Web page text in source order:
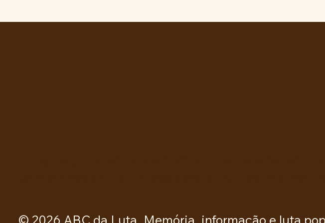
REIVINDICAR MELHORIAS
defesa da
© 2026 ABC da Luta. Memória, informação e luta